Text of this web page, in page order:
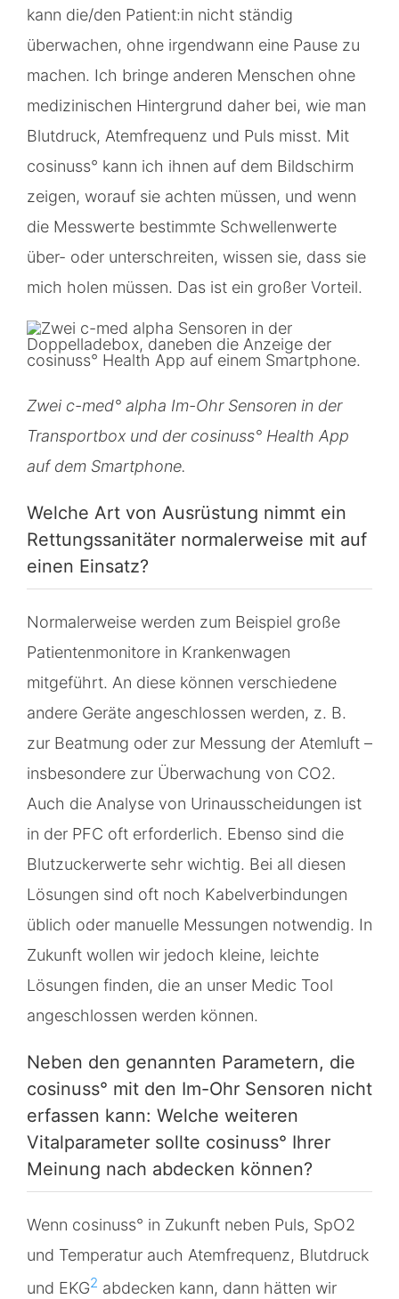
kann die/den Patient:in nicht ständig
überwachen, ohne irgendwann eine Pause zu
machen. Ich bringe anderen Menschen ohne
medizinischen Hintergrund daher bei, wie man
Blutdruck, Atemfrequenz und Puls misst. Mit
cosinuss° kann ich ihnen auf dem Bildschirm
zeigen, worauf sie achten müssen, und wenn
die Messwerte bestimmte Schwellenwerte
über- oder unterschreiten, wissen sie, dass sie
mich holen müssen. Das ist ein großer Vorteil.
Zwei c-med° alpha Im-Ohr Sensoren in der
Transportbox und der cosinuss° Health App
auf dem Smartphone.
Welche Art von Ausrüstung nimmt ein
Rettungssanitäter normalerweise mit auf
einen Einsatz?
Normalerweise werden zum Beispiel große
Patientenmonitore in Krankenwagen
mitgeführt. An diese können verschiedene
andere Geräte angeschlossen werden, z. B.
zur Beatmung oder zur Messung der Atemluft –
insbesondere zur Überwachung von CO2.
Auch die Analyse von Urinausscheidungen ist
in der PFC oft erforderlich. Ebenso sind die
Blutzuckerwerte sehr wichtig. Bei all diesen
Lösungen sind oft noch Kabelverbindungen
üblich oder manuelle Messungen notwendig. In
Zukunft wollen wir jedoch kleine, leichte
Lösungen finden, die an unser Medic Tool
angeschlossen werden können.
Neben den genannten Parametern, die
cosinuss° mit den Im-Ohr Sensoren nicht
erfassen kann: Welche weiteren
Vitalparameter sollte cosinuss° Ihrer
Meinung nach abdecken können?
Wenn cosinuss° in Zukunft neben Puls, SpO2
und Temperatur auch Atemfrequenz, Blutdruck
und EKG2 abdecken kann, dann hätten wir